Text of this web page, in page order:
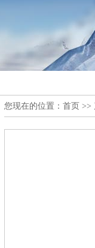
您现在的位置： 首页 >>